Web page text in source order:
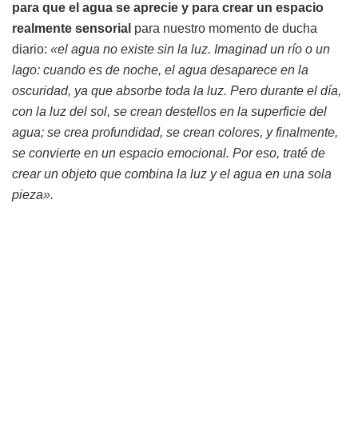
para que el agua se aprecie y para crear un espacio
realmente sensorial para nuestro momento de ducha
diario: «el agua no existe sin la luz. Imaginad un río o un
lago: cuando es de noche, el agua desaparece en la
oscuridad, ya que absorbe toda la luz. Pero durante el día,
con la luz del sol, se crean destellos en la superficie del
agua; se crea profundidad, se crean colores, y finalmente,
se convierte en un espacio emocional. Por eso, traté de
crear un objeto que combina la luz y el agua en una sola
pieza».